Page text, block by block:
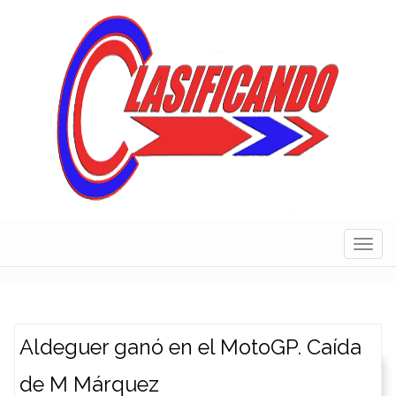
Aldeguer ganó en el MotoGP. Caída
de M Márquez